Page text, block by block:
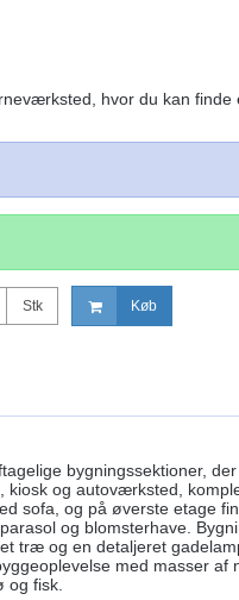
hvor du kan finde
Stk Køb
bygningssektioner,
og autoværksted,
sofa, og på øverste etage
og blomsterhave.
træ og en detaljeret
med masser
og fisk.